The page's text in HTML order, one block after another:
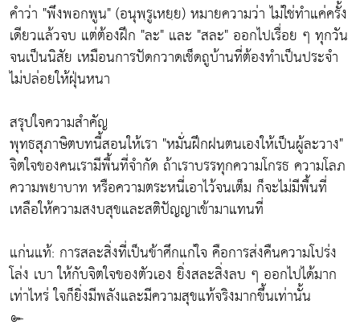
คำว่า "พึงพอกพูน" (อนุพฺรูเหยฺย) หมายความว่า ไม่ใช่ทำแค่ครั้ง
เดียวแล้วจบ แต่ต้องฝึก "ละ" และ "สละ" ออกไปเรื่อย ๆ ทุกวัน
จนเป็นนิสัย เหมือนการปัดกวาดเช็ดถูบ้านที่ต้องทำเป็นประจำ
ไม่ปล่อยให้ฝุ่นหนา
สรุปใจความสำคัญ
พุทธสุภาษิตบทนี้สอนให้เรา "หมั่นฝึกฝนตนเองให้เป็นผู้ละวาง"
จิตใจของคนเรามีพื้นที่จำกัด ถ้าเราบรรทุกความโกรธ ความโลภ
ความพยาบาท หรือความตระหนี่เอาไว้จนเต็ม ก็จะไม่มีพื้นที่
เหลือให้ความสงบสุขและสติปัญญาเข้ามาแทนที่
แก่นแท้: การสละสิ่งที่เป็นข้าศึกแก่ใจ คือการส่งคืนความโปร่ง
โล่ง เบา ให้กับจิตใจของตัวเอง ยิ่งสละสิ่งลบ ๆ ออกไปได้มาก
เท่าไหร่ ใจก็ยิ่งมีพลังและมีความสุขแท้จริงมากขึ้นเท่านั้น
๛